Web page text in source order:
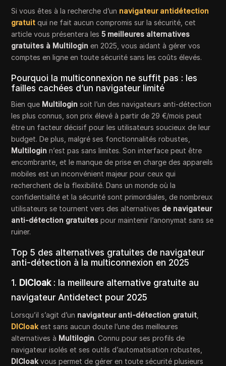
Si vous êtes à la recherche d’un navigateur antidétection
gratuit qui ne fait aucun compromis sur la sécurité, cet
article vous présentera les5 meilleures alternatives
gratuites à Multilogin en 2025, vous aidant à gérer vos
comptes en ligne en toute sécurité sans les coûts élevés.
Pourquoi la multiconnexion ne suffit pas : les
failles cachées d’un navigateur limité
Bien que Multilogin soit l’un des navigateurs anti-détection
les plus connus, son prix élevé à partir de 29 €/mois peut
être un facteur décisif pour les utilisateurs soucieux de leur
budget. De plus, malgré ses fonctionnalités robustes,
Multilogin n’est pas sans limites. Son interface peut être
encombrante, et le manque de prise en charge des appareils
mobiles est un inconvénient majeur pour ceux qui
recherchent de la flexibilité. Dans un monde où la
confidentialité et la sécurité sont primordiales, de nombreux
utilisateurs se tournent vers des alternatives de navigateur
anti-détection gratuites pour maintenir l’anonymat sans se
ruiner.
Top 5 des alternatives gratuites de navigateur
anti-détection à la multiconnexion en 2025
1. DICloak: la meilleure alternative gratuite au
navigateur Antidetect pour 2025
Lorsqu’il s’agit d’un navigateur anti-détection gratuit
DICloak est sans aucun doute l’une des meilleures
alternatives à Multilogin. Connu pour ses profils de
navigateur isolés et ses outils d’automatisation robustes,
DICloak vous permet de gérer en toute sécurité plusieurs